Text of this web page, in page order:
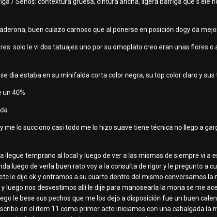
/ Senos: contextura gruesa, cintura ancha, ligera barriga que s ele
buen culazo carnoso que al ponerse en posición dogy da
solo le vi dos tatuajes uno por su omoplato creo eran unas flores
dia estaba en su minifalda corta color negra, su top color claro y sus
un 40%
me lo succiono casi todo me lo hizo suave tiene técnica no llego a
llegue temprano al local y luego de ver a las mismas de siempre vi a
luego de verla buen rato voy a la consulta de rigor y le pregunto a
le dije ok y entramos a su cuarto dentro del mismo conversamos
luego nos desvestimos allí le dije para manosearla la mona se me
le bese sus pechos que me los dejo a disposición fue un buen
en el item 11 como primer acto iniciamos con una cabalgada la